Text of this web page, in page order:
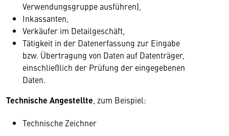
Verwendungsgruppe ausführen),
Inkassanten,
Verkäufer im Detailgeschäft,
Tätigkeit in der Datenerfassung zur Eingabe
bzw. Übertragung von Daten auf Datenträger,
einschließlich der Prüfung der eingegebenen
Daten.
Technische Angestellte , zum Beispiel:
Technische Zeichner